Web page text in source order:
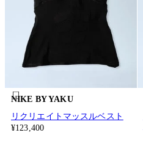
NIKE BY YAKU
リクリエイトマッスルベスト
¥123,400